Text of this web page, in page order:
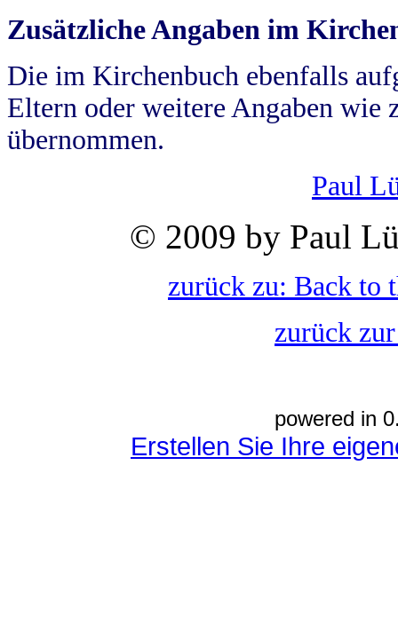
Zusätzliche Angaben im
Die im Kirchenbuch ebenfalls
Eltern oder weitere Angaben wie
übernommen.
Paul
© 2009 by Paul
zurück zu: Back to
zurück
powered in
Erstellen Sie Ihre